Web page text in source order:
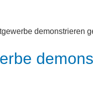
demonstrieren